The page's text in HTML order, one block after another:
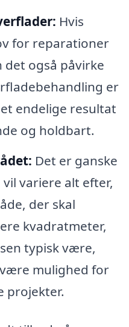
Hvis
for reparationer
også påvirke
er
endelige resultat
og holdbart.
Det er ganske
variere alt efter,
der skal
kvadratmeter,
typisk være,
mulighed for
projekter.